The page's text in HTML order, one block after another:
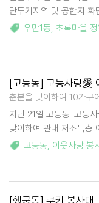
단투기지역 및 공한지
레기를 함께 정비했고
우만1동, 초록마을 정
[고등동] 고등사랑愛
춘분을 맞이하여 10가구
지난 21일 고등동 '고등
맞이하여 관내 저소득층
봉사단에서는 관내 홀몸
고등동, 이웃사랑 봉
[행궁동] 쿠키 봉사대